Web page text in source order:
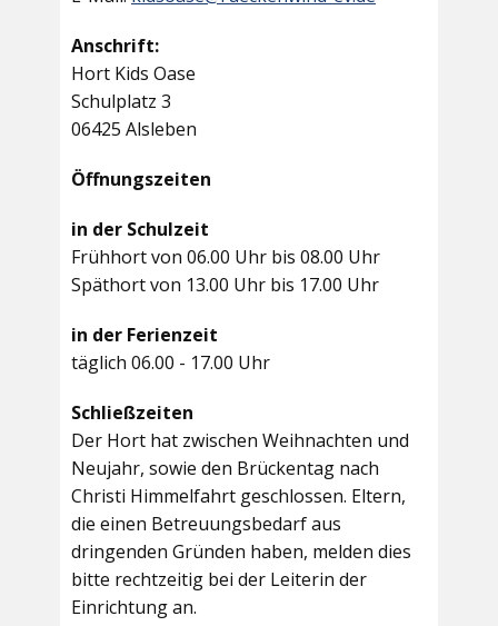
Anschrift:
Hort Kids Oase
Schulplatz 3
06425 Alsleben
Öffnungszeiten
in der Schulzeit
Frühhort von 06.00 Uhr bis 08.00 Uhr
Späthort von 13.00 Uhr bis 17.00 Uhr
in der Ferienzeit
täglich 06.00 - 17.00 Uhr
Schließzeiten
Der Hort hat zwischen Weihnachten und
Neujahr, sowie den Brückentag nach
Christi Himmelfahrt geschlossen. Eltern,
die einen Betreuungsbedarf aus
dringenden Gründen haben, melden dies
bitte rechtzeitig bei der Leiterin der
Einrichtung an.